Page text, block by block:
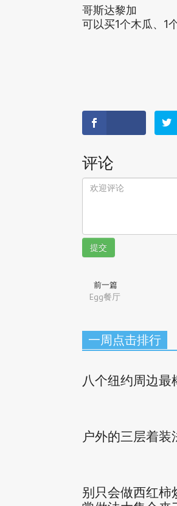
哥斯达黎加
可以买1个木瓜、1
评论
提交
前一篇
Egg餐厅
一周点击排行
八个纽约周边最
户外的三层着装
别只会做西红柿